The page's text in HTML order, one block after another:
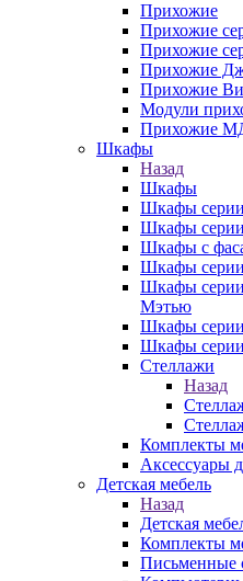
Прихожие
Прихожие
Прихожие
Прихожие
Прихожие
Модули
Прихожие
Шкафы
Назад
Шкафы
Шкафы
Шкафы
Шкафы с
Шкафы
Шкафы
Мэтью
Шкафы
Шкафы
Стеллажи
Назад
Комплекты
Аксессуары
Детская мебель
Назад
Детская
Комплекты
Письменные